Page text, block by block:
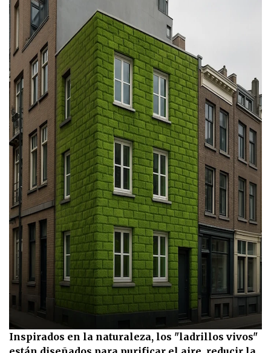
Inspirados en la naturaleza, los "ladrillos vivos"